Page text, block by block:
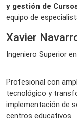
y gestión de
equipo de
Xavier
Ingeniero Superior
Profesional con
tecnológico y
implementación de
centros educativos.